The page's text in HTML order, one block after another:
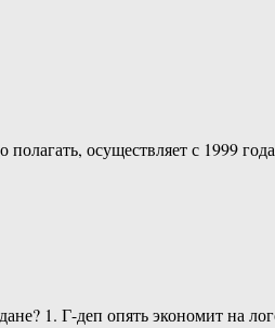
осуществляет с 1999
1. Г-деп опять экономит на